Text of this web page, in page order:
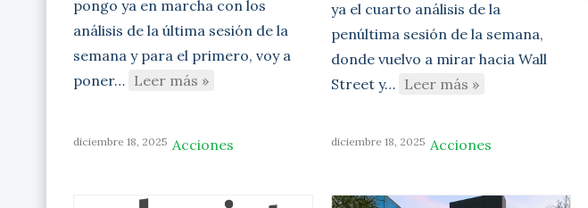
pongo ya en marcha con los
análisis de la última sesión de la
semana y para el primero, voy a
poner… Leer más »
ya el cuarto análisis de la
penúltima sesión de la semana,
donde vuelvo a mirar hacia Wall
Street y… Leer más »
diciembre 18, 2025 Acciones diciembre 18, 2025 Acciones